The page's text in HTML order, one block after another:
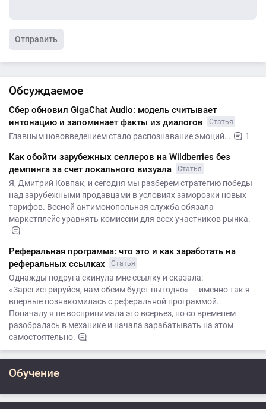
Отправить
Обсуждаемое
Сбер обновил GigaChat Audio: модель считывает
интонацию и запоминает факты из диалогов
Статья
Главным нововведением стало распознавание эмоций. . 1
Как обойти зарубежных селлеров на Wildberries без
демпинга за счет локального визуала
Статья
Я, Дмитрий Ковпак, и сегодня мы разберем стратегию победы
над зарубежными продавцами в условиях заморозки новых
тарифов. Весной антимонопольная служба обязала
маркетплейс уравнять комиссии для всех участников рынка.
Реферальная программа: что это и как заработать на
реферальных ссылках
Статья
Однажды подруга скинула мне ссылку и сказала:
«Зарегистрируйся, нам обеим будет выгодно» — именно так я
впервые познакомилась с реферальной программой.
Поначалу я не воспринимала это всерьез, но со временем
разобралась в механике и начала зарабатывать на этом
самостоятельно.
Обучение